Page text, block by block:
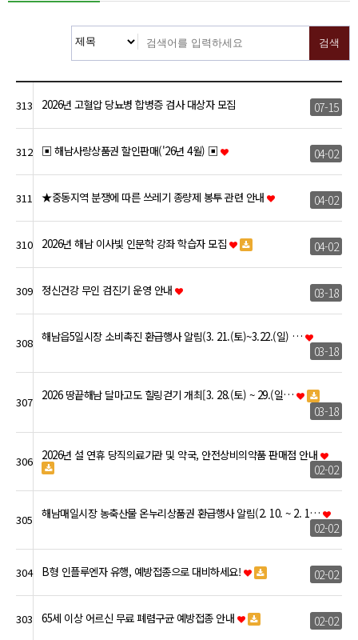
검색
313 2026년 고혈압 당뇨병 합병증 검사 대상자 모집 07-15
312 ▣ 해남사랑상품권 할인판매('26년 4월) ▣ 04-02
311 ★중동지역 분쟁에 따른 쓰레기 종량제 봉투 관련 안내 04-02
310 2026년 해남 이사빛 인문학 강좌 학습자 모집 04-02
309 정신건강 무인 검진기 운영 안내 03-18
308 해남읍5일시장 소비촉진 환급행사 알림(3. 21.(토)~3.22.(일) …
03-18
307 2026 땅끝해남 달마고도 힐링걷기 개최[3. 28.(토) ~ 29.(일…
03-18
306 2026년 설 연휴 당직의료기관 및 약국, 안전상비의약품 판매점 안내
02-02
305 해남매일시장 농축산물 온누리상품권 환급행사 알림(2. 10. ~ 2. 1…
02-02
304 B형 인플루엔자 유행, 예방접종으로 대비하세요! 02-02
303 65세 이상 어르신 무료 폐렴구균 예방접종 안내 02-02